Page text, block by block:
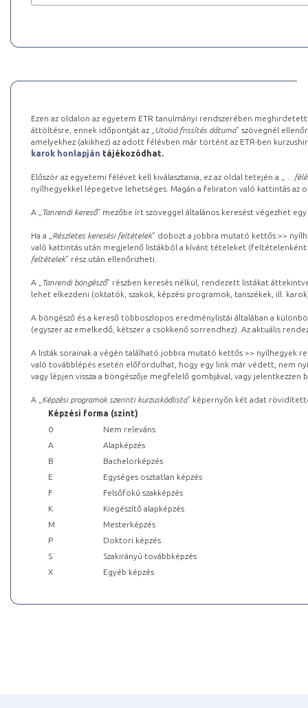
Ezen az oldalon az egyetem ETR tanulmányi rendszerében
áttöltésre, ennek időpontját az „ Utolsó frissítés dátuma” szövegnél
amelyekhez (akikhez) az adott félévben már történt az ETR-ben
karok honlapján tájékozódhat.
Először az egyetemi félévet kell kiválasztania, ez az oldal tetején a „
…
nyílhegyekkel lépegetve lehetséges. Magán a feliraton való kattintás az
A „ Tanrendi kereső” mezőbe írt szöveggel általános keresést végezhet
Ha a „ Részletes keresési feltételek” dobozt a jobbra mutató kettős >>
való kattintás után megjelenő listákból a kívánt tételeket (feltételenként
feltételek” rész után ellenőrizheti.
A „ Tanrendi böngésző” részben keresés nélkül, rendezett listákat
lehet elkezdeni (oktatók, szakok, képzési programok, tanszékek, ill.
A böngésző és a kereső többoszlopos eredménylistái általában a
(egyszer az emelkedő, kétszer a csökkenő sorrendhez). Az aktuális
A listák sorainak a végén található jobbra mutató kettős >> nyílhegyek
való továbblépés esetén előfordulhat, hogy egy link már védett, nem
vagy lépjen vissza a böngészője megfelelő gombjával, vagy
A „ Képzési programok szerinti kurzuskódlista” képernyőn két adat
Képzési forma (szint)
0
Nem releváns
A
Alapképzés
B
Bachelorképzés
E
Egységes osztatlan képzés
F
Felsőfokú szakképzés
K
Kiegészítő alapképzés
M
Mesterképzés
P
Doktori képzés
S
Szakirányú továbbképzés
X
Egyéb képzés